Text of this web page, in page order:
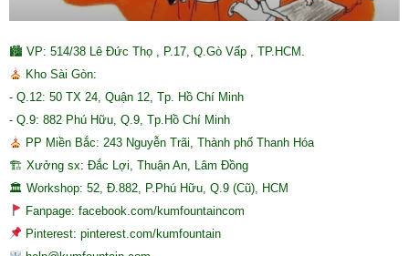
🏙 VP: 514/38 Lê Đức Thọ , P.17, Q.Gò Vấp , TP.HCM.
Kho Sài Gòn:
- Q.12: 50 TX 24, Quận 12, Tp. Hồ Chí Minh
- Q.9: 882 Phú Hữu, Q.9, Tp.Hồ Chí Minh
PP Miền Bắc: 243 Nguyễn Trãi, Thành phố Thanh Hóa
🏗 Xưởng sx: Đắc Lợi, Thuận An, Lâm Đồng
🏛 Workshop: 52, Đ.882, P.Phú Hữu, Q.9 (Cũ), HCM
Fanpage: facebook.com/kumfountaincom
Pinterest: pinterest.com/kumfountain